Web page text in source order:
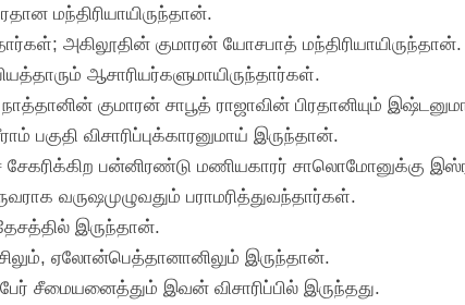
மந்திரியாயிருந்தான்.
அகிலூதின் குமாரன் யோசபாத் மந்திரியாயிருந்தான்.
ஆசாரியர்களுமாயிருந்தார்கள்.
குமாரன் சாபூத் ராஜாவின் பிரதானியும்
விசாரிப்புக்காரனுமாய் இருந்தான்.
பன்னிரண்டு மணியகாரர் சாலொமோனுக்கு
வருஷமுழுவதும் பராமரித்துவந்தார்கள்.
இருந்தான்.
ஏலோன்பெத்தானானிலும் இருந்தான்.
சீமையனைத்தும் இவன் விசாரிப்பில் இருந்தது.